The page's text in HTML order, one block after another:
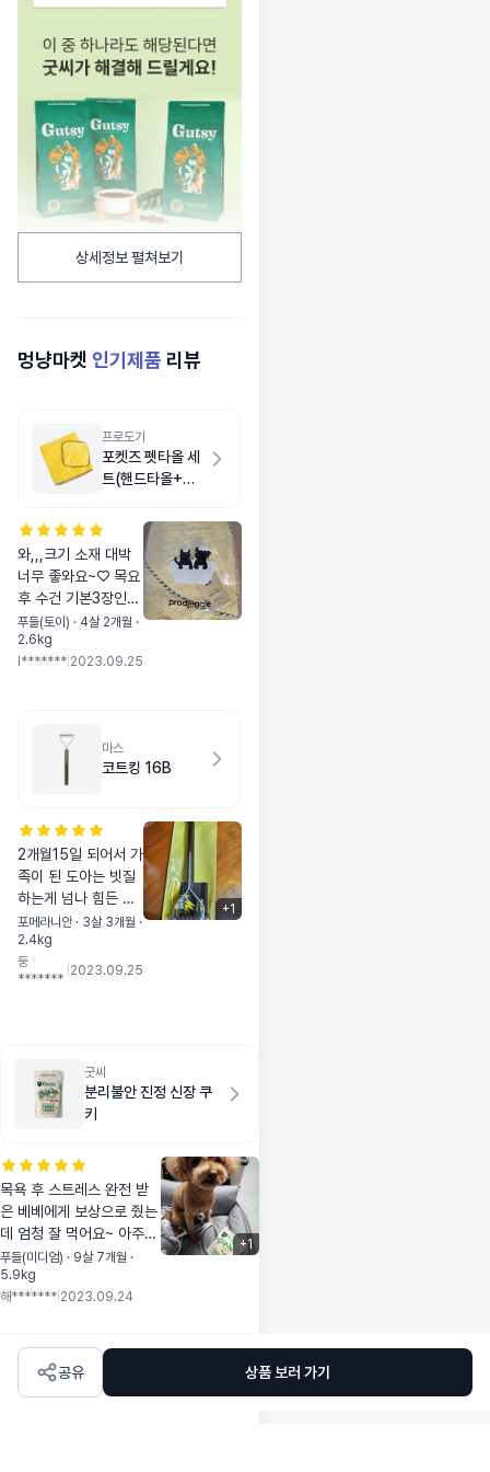
상세정보 펼쳐보기
멍냥마켓 인기제품 리뷰
프로도기
포켓즈 펫타올 세
트(핸드타올+목
와,,,크기 소재 대박
너무 좋와요~♡ 목요
후 수건 기본3장인데
요아이 한장으로 끝
나욤!!!
푸들(토이) · 4살 2개월 ·
2.6kg
l******* 2023.09.25
마스
코트킹 16B
2개월15일 되어서 가
족이 된 도아는 빗질
하는게 넘나 힘든 아
이였어요~지금은 5
개월이 다되었는데
죽은털과 뭉친털이
이젠 앉아서도 빗질
이 가능하게 된것!!!이
게 먼일인지~~~커다
한 기분입니다~~ 저
같은 고민있는분 이
라면 무조건 강추에
여!!!♡♡♡
포메라니안 · 3살 3개월 ·
2.4kg
둥
*******
2023.09.25
+1
굿씨
분리불안 진정 신장 쿠
키
목욕 후 스트레스 완전 받
은 베베에게 보상으로 줬는
데 엄청 잘 먹어요~ 아주
맛있게 꼭꼭 씹어 먹네요~
쿠키로 심신안정이 됐기를
😌 포장도 보통 지퍼백과는
푸들(미디엄) · 9살 7개월 ·
5.9kg
해******* 2023.09.24
+1
공유 상품 보러 가기